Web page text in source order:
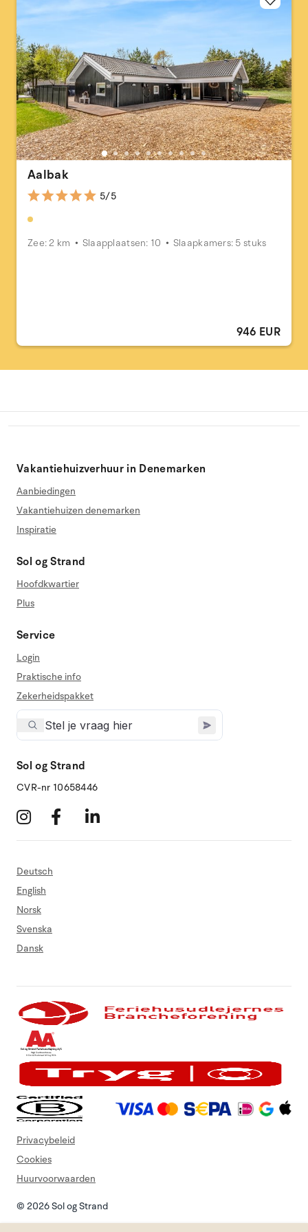
Aalbak
5/5
Zee: 2 km Slaapplaatsen: 10 Slaapkamers: 5 stuks
946 EUR
Vakantiehuizverhuur in Denemarken
Aanbiedingen
Vakantiehuizen denemarken
Inspiratie
Sol og Strand
Hoofdkwartier
Plus
Service
Login
Praktische info
Zekerheidspakket
Sol og Strand
CVR-nr 10658446
Deutsch
English
Norsk
Svenska
Dansk
© 2026 Sol og Strand
Privacybeleid
Cookies
Huurvoorwaarden